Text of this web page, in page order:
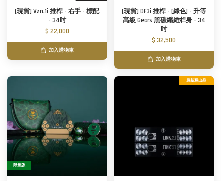
[現貨] Vzn.1i 推桿 - 右手 - 標配
- 34吋
$ 22,000
加入購物車
[現貨] DF3i 推桿 - [綠色] - 升等
高級 Gears 黑碳纖維桿身 - 34
吋
$ 32,500
加入購物車
限量版
最新釋出品